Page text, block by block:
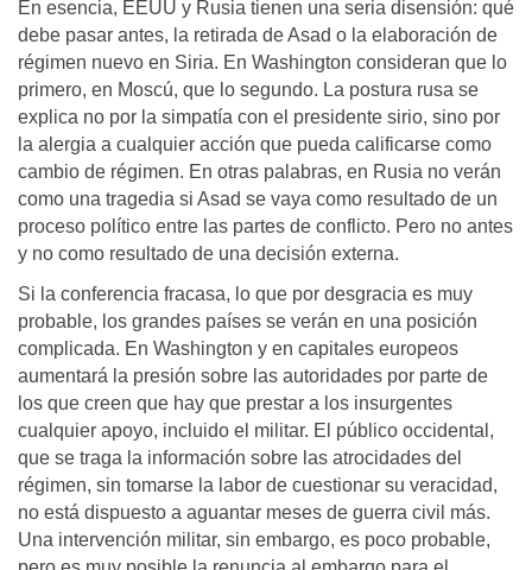
En esencia, EEUU y Rusia tienen una seria disensión: qué
debe pasar antes, la retirada de Asad o la elaboración de
régimen nuevo en Siria. En Washington consideran que lo
primero, en Moscú, que lo segundo. La postura rusa se
explica no por la simpatía con el presidente sirio, sino por
la alergia a cualquier acción que pueda calificarse como
cambio de régimen. En otras palabras, en Rusia no verán
como una tragedia si Asad se vaya como resultado de un
proceso político entre las partes de conflicto. Pero no antes
y no como resultado de una decisión externa.
Si la conferencia fracasa, lo que por desgracia es muy
probable, los grandes países se verán en una posición
complicada. En Washington y en capitales europeos
aumentará la presión sobre las autoridades por parte de
los que creen que hay que prestar a los insurgentes
cualquier apoyo, incluido el militar. El público occidental,
que se traga la información sobre las atrocidades del
régimen, sin tomarse la labor de cuestionar su veracidad,
no está dispuesto a aguantar meses de guerra civil más.
Una intervención militar, sin embargo, es poco probable,